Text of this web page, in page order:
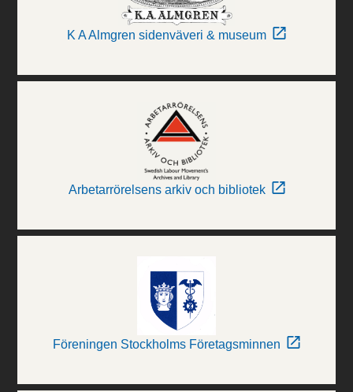
K A Almgren sidenväveri & museum
Arbetarrörelsens arkiv och bibliotek
Föreningen Stockholms Företagsminnen